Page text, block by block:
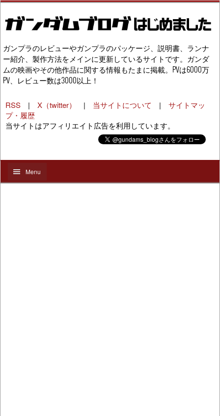
ガンプラのレビューやガンプラのパッケージ、説明書、ランナ
ー紹介、製作方法をメインに更新しているサイトです。ガンダ
ムの映画やその他作品に関する情報もたまに掲載。PVは6000万
PV、レビュー数は3000以上！
RSS | X（twitter） | 当サイトについて | サイトマッ
プ・履歴
当サイトはアフィリエイト広告を利用しています。
Menu